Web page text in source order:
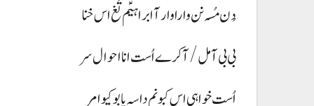
دُن مُسہ نن وارا وار آ ابراہیؑم تُغ اس خنا
بی بی آ مل/ آ کرے اُست انا احوال سر
اُست خواہی اس کبو نم داسہ پابو کیو امر